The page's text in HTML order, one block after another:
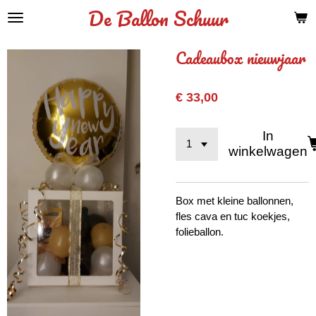
Ga
hoofdinhoud
De Ballon Schuur
Cadeaubox nieuwjaar
€ 33,00
In
winkelwagen
Box met kleine ballonnen,
fles cava en tuc koekjes,
folieballon.